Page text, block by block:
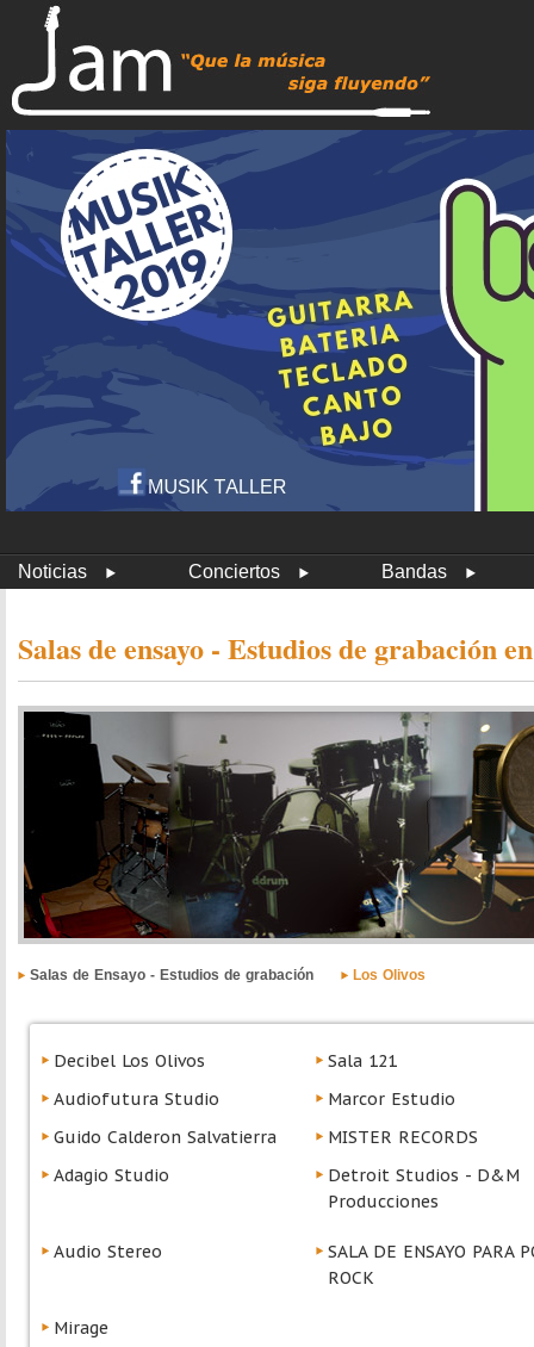
Noticias Conciertos Bandas
Salas de ensayo - Estudios de grabación
Salas de Ensayo - Estudios de grabación Los Olivos
Decibel Los Olivos
Sala 121
Audiofutura Studio
Marcor Estudio
Guido Calderon Salvatierra
MISTER RECORDS
Adagio Studio
Detroit Studios - D&M
Producciones
Audio Stereo
SALA DE ENSAYO PARA
ROCK
Mirage